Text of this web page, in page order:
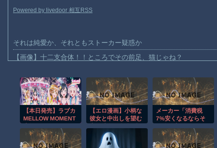
Powered by livedoor 相互RSS
それは純愛か、それともストーカー疑惑か
【画像】十二支合体！！ところでその前足、猫じゃね？
【動画】逃げる判断はやっ！埼玉でスマホ運転のプリウスに当て
【動画】よく助けられたな。岐阜の川で外国人が溺れてしまう事
渡邊渚さん「私がPTSDと診断された当時、世間はまだPTSDと
【動画】自動ドアの仕組みを理解した富山のツバメが賢い。
【朗報】Amazon、汗が飛び散る灼熱の「マンガ毎週末セール（
【本日発売】ラブカ
MELLOW MOMENT
ランキング【ラブラ
イブ！】
【エロ漫画】小柄な
彼女と中出しを望む
る秘密のはだけ与え
たくなる瞬間！
メーカー「消費税
7%安くなるならそ
w」これどうすん
の？